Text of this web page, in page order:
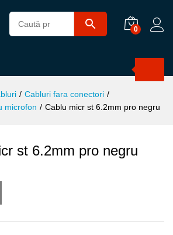
0
/ Cabluri fara conectori /
microfon / Cablu micr st 6.2mm pro negru
st 6.2mm pro negru